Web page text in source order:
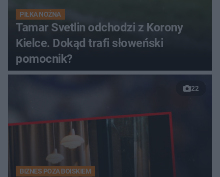
PIŁKA NOŻNA
Tamar Svetlin odchodzi z Korony
Kielce. Dokąd trafi słoweński
pomocnik?
22
BIZNES POZA BOISKIEM